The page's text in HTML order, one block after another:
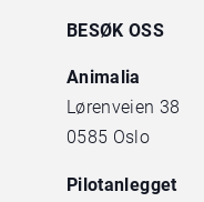
BESØK OSS
Animalia
Lørenveien 38
0585 Oslo
Pilotanlegget